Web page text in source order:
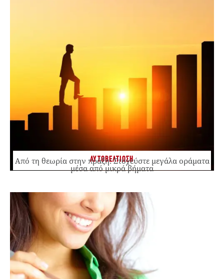
ΑΥΤΟΒΕΛΤΙΩΣΗ
Από τη θεωρία στην πράξη: Στοχεύστε μεγάλα οράματα
μέσα από μικρά βήματα